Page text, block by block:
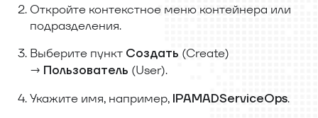
Откройте контекстное меню контейнера или
подразделения.
Выберите пункт Создать (Create)
→ Пользователь (User).
Укажите имя, например, IPAMADServiceOps.